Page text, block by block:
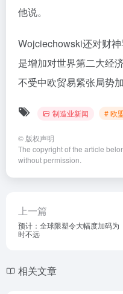
他说。
Wojciechowski还对财
是增加对世界第二大经
不受中欧贸易紧张局势加
制造业新闻 # 欧
© 版权声明
The copyright of the article
without permission.
上一篇
预计：全球限塑令大幅度加码为
时不远
相关文章